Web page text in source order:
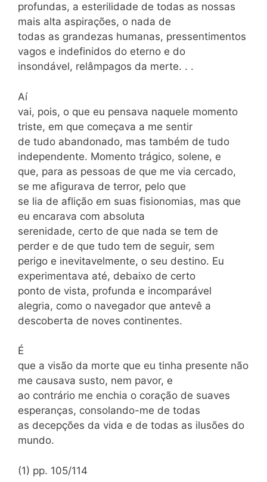
profundas, a esterilidade de todas as nossas
mais alta aspirações, o nada de
todas as grandezas humanas, pressentimentos
vagos e indefinidos do eterno e do
insondável, relâmpagos da merte. . .
Aí
vai, pois, o que eu pensava naquele momento
triste, em que começava a me sentir
de tudo abandonado, mas também de tudo
independente. Momento trágico, solene, e
que, para as pessoas de que me via cercado,
se me afigurava de terror, pelo que
se lia de aflição em suas fisionomias, mas que
eu encarava com absoluta
serenidade, certo de que nada se tem de
perder e de que tudo tem de seguir, sem
perigo e inevitavelmente, o seu destino. Eu
experimentava até, debaixo de certo
ponto de vista, profunda e incomparável
alegria, como o navegador que antevê a
descoberta de noves continentes.
É
que a visão da morte que eu tinha presente não
me causava susto, nem pavor, e
ao contrário me enchia o coração de suaves
esperanças, consolando-me de todas
as decepções da vida e de todas as ilusões do
mundo.
(1) pp. 105/114